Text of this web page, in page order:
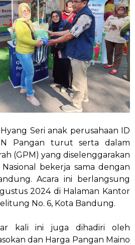
Seri anak perusahaan ID
Pangan turut serta dalam
(GPM) yang diselenggarakan
bekerja sama dengan
Acara ini berlangsung
2024 di Halaman Kantor
No. 6, Kota Bandung.
kali ini juga dihadiri oleh
dan Harga Pangan Maino